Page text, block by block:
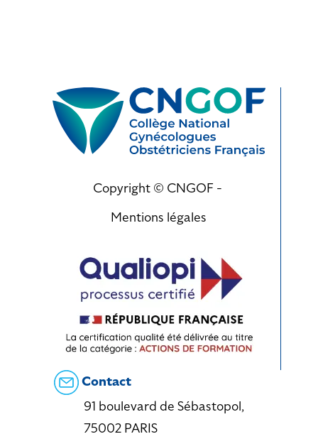
Copyright © CNGOF -
Mentions légales
Contact
91 boulevard de Sébastopol,
75002 PARIS